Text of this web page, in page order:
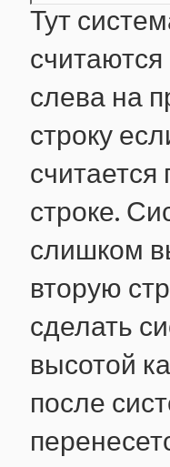
Тут
слева на
строку
строке.
слишком
вторую
сделать
высотой
после